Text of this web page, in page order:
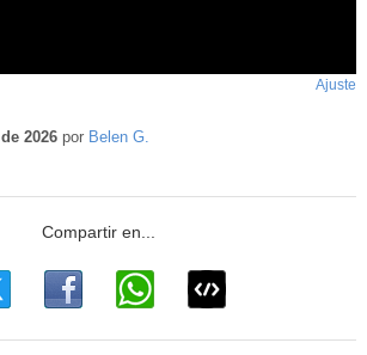
Ajuste
2026por Belen G.